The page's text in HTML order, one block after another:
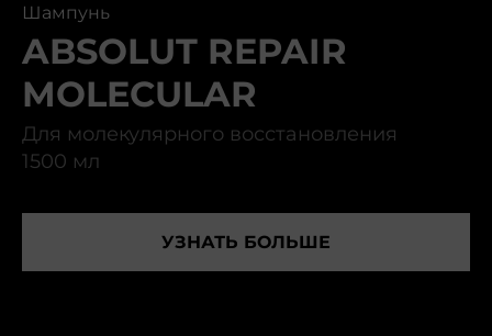
Шампунь
ABSOLUT REPAIR
MOLECULAR
Для молекулярного восстановления
1500 мл
УЗНАТЬ БОЛЬШЕ